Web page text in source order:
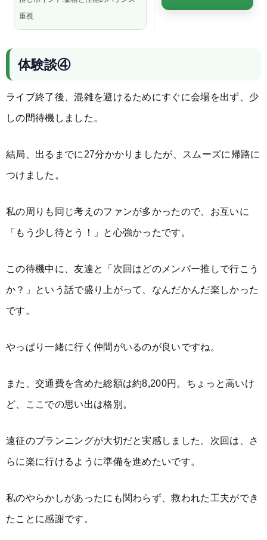
重視
体験談④
ライブ終了後、混雑を避けるためにすぐに会場を出ず、少
しの間待機しました。
結局、出るまでに27分かかりましたが、スムーズに帰路に
つけました。
私の周りも同じ考えのファンが多かったので、お互いに
「もう少し待とう！」と心強かったです。
この待機中に、友達と「次回はどのメンバー推しで行こう
か？」という話で盛り上がって、なんだかんだ楽しかった
です。
やっぱり一緒に行く仲間がいるのが良いですね。
また、交通費を含めた総額は約8,200円。ちょっと高いけ
ど、ここでの思い出は格別。
遠征のプランニングが大切だと実感しました。次回は、さ
らに楽に行けるように準備を進めたいです。
私のやらかしがあったにも関わらず、救われた工夫ができ
たことに感謝です。